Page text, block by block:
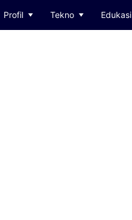
Profil Tekno Edukasi